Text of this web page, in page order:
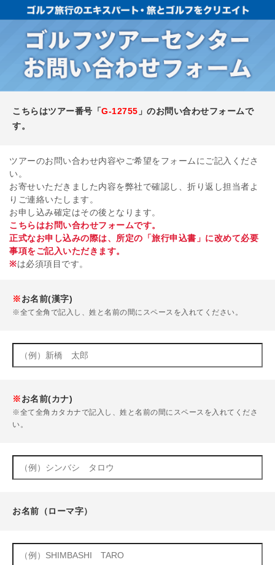
こちらはツアー番号「G-12755 」のお問い合わせフォームで
す。
ツアーのお問い合わせ内容やご希望をフォームにご記入くださ
い。
お寄せいただきました内容を弊社で確認し、折り返し担当者よ
りご連絡いたします。
お申し込み確定はその後となります。
こちらはお問い合わせフォームです。
正式なお申し込みの際は、所定の「旅行申込書」に改めて必要
事項をご記入いただきます。
※は必須項目です。
※お名前(漢字)
※全て全角で記入し、姓と名前の間にスペースを入れてください。
※お名前(カナ)
※全て全角カタカナで記入し、姓と名前の間にスペースを入れてくださ
い。
お名前（ローマ字）